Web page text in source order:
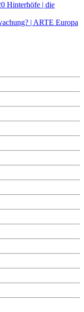
Hinterhöfe | die
| ARTE Europa